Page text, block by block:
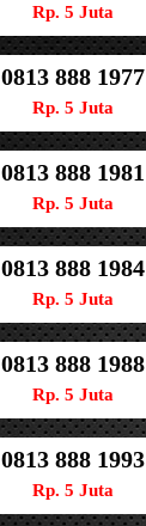
Rp. 5 Juta
0813 888 1977
Rp. 5 Juta
0813 888 1981
Rp. 5 Juta
0813 888 1984
Rp. 5 Juta
0813 888 1988
Rp. 5 Juta
0813 888 1993
Rp. 5 Juta